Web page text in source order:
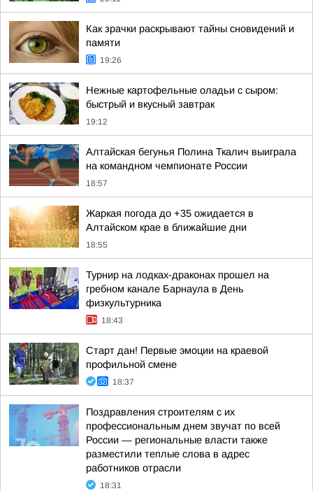
Как зрачки раскрывают тайны сновидений и
памяти
19:26
Нежные картофельные оладьи с сыром:
быстрый и вкусный завтрак
19:12
Алтайская бегунья Полина Ткалич выиграла
на командном чемпионате России
18:57
Жаркая погода до +35 ожидается в
Алтайском крае в ближайшие дни
18:55
Турнир на лодках-драконах прошел на
гребном канале Барнаула в День
физкультурника
18:43
Старт дан! Первые эмоции на краевой
профильной смене
18:37
Поздравления строителям с их
профессиональным днем звучат по всей
России — региональные власти также
разместили теплые слова в адрес
работников отрасли
18:31